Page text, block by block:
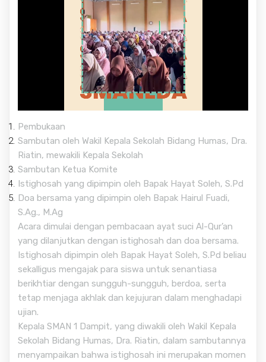
Pembukaan
Sambutan oleh Wakil Kepala Sekolah Bidang Humas, Dra.
Riatin, mewakili Kepala Sekolah
Sambutan Ketua Komite
Istighosah yang dipimpin oleh Bapak Hayat Soleh, S.Pd
Doa bersama yang dipimpin oleh Bapak Hairul Fuadi,
S.Ag., M.Ag
Acara dimulai dengan pembacaan ayat suci Al-Qur’an
yang dilanjutkan dengan istighosah dan doa bersama.
Istighosah dipimpin oleh Bapak Hayat Soleh, S.Pd beliau
sekalligus mengajak para siswa untuk senantiasa
berikhtiar dengan sungguh-sungguh, berdoa, serta
tetap menjaga akhlak dan kejujuran dalam menghadapi
ujian.
Kepala SMAN 1 Dampit, yang diwakili oleh Wakil Kepala
Sekolah Bidang Humas, Dra. Riatin, dalam sambutannya
menyampaikan bahwa istighosah ini merupakan momen